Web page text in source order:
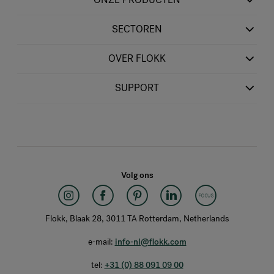
SECTOREN
OVER FLOKK
SUPPORT
Volg ons
Flokk, Blaak 28, 3011 TA Rotterdam, Netherlands
e-mail: info-nl@flokk.com
tel: +31 (0) 88 091 09 00